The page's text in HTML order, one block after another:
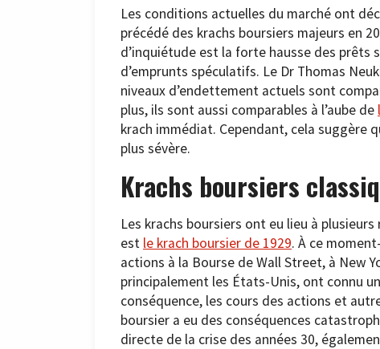
Les conditions actuelles du marché ont
précédé des krachs boursiers majeurs en
d’inquiétude est la forte hausse des prêts
d’emprunts spéculatifs. Le Dr Thomas
niveaux d’endettement actuels sont
plus, ils sont aussi comparables à l’aube de
krach immédiat. Cependant, cela suggère
plus sévère.
Krachs boursiers
Les krachs boursiers ont eu lieu à
est le krach boursier de 1929. À ce
actions à la Bourse de Wall Street, à New
principalement les États-Unis, ont connu
conséquence, les cours des actions et
boursier a eu des conséquences
directe de la crise des années 30,